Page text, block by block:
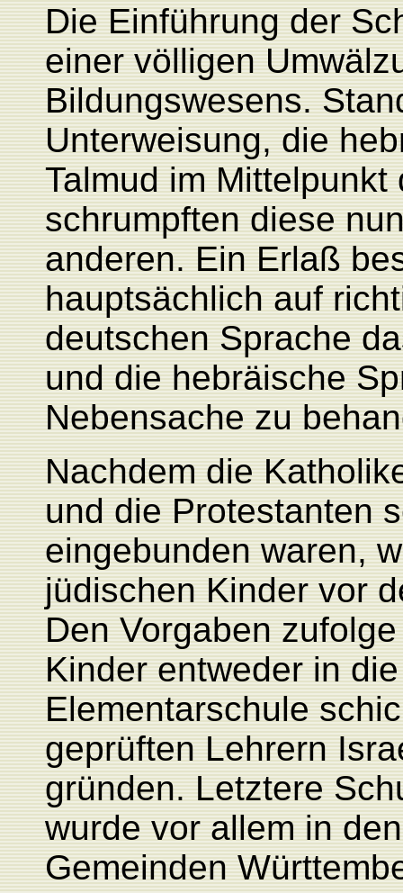
Die Einführung der
einer völligen
Bildungswesens.
Unterweisung, die
Talmud im
schrumpften diese
anderen. Ein Erlaß
hauptsächlich auf
deutschen Sprache
und die hebräische
Nebensache zu
Nachdem die
und die Protestanten
eingebunden waren,
jüdischen Kinder vor
Den Vorgaben
Kinder entweder in
Elementarschule
geprüften Lehrern
gründen. Letztere
wurde vor allem in
Gemeinden